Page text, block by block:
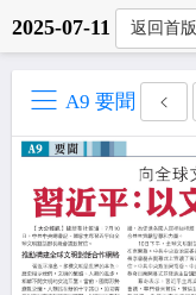
2025-07-11 返回首版
A9 要聞